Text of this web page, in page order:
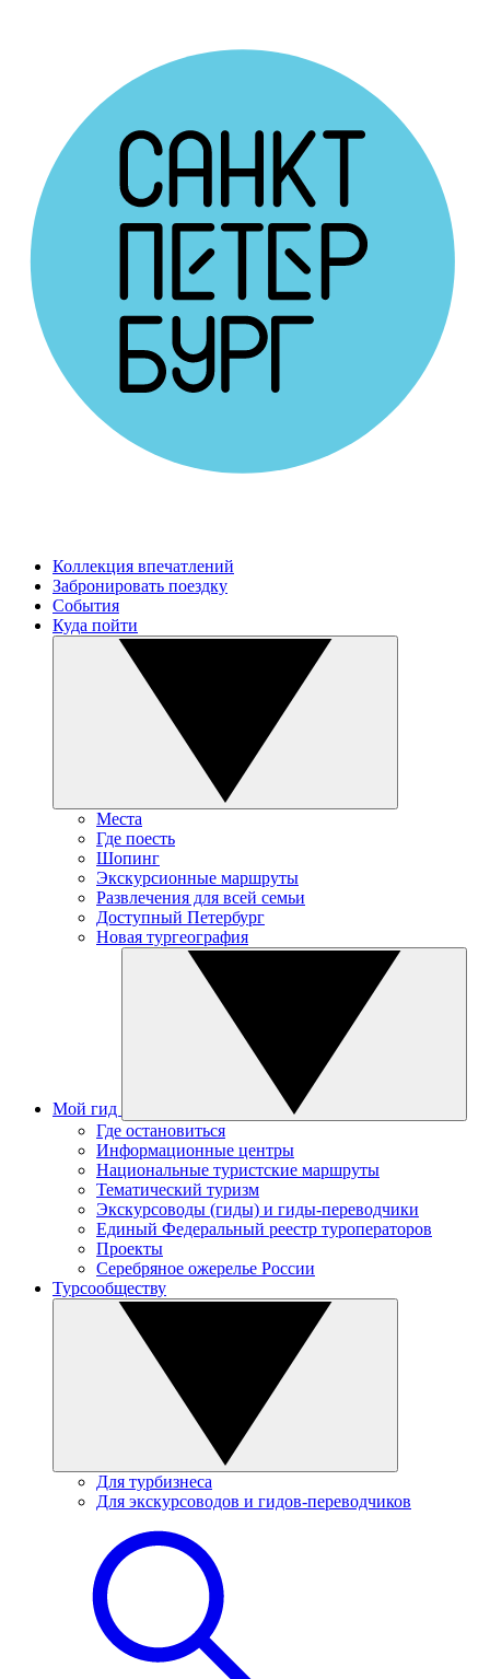
Коллекция впечатлений
Забронировать поездку
События
Куда пойти
Места
Где поесть
Шопинг
Экскурсионные маршруты
Развлечения для всей семьи
Доступный Петербург
Новая тургеография
Мой гид
Где остановиться
Информационные центры
Национальные туристские маршруты
Тематический туризм
Экскурсоводы (гиды) и гиды-переводчики
Единый Федеральный реестр туроператоров
Проекты
Серебряное ожерелье России
Турсообществу
Для турбизнеса
Для экскурсоводов и гидов-переводчиков